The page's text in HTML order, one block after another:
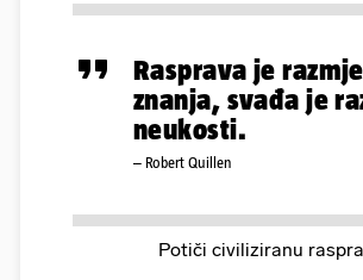
Rasprava je
znanja, svađa je
neukosti.
– Robert Quillen
Potiči civiliziranu